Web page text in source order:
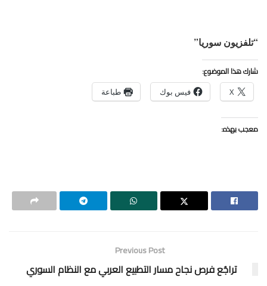
“تلفزيون سوريا”
شارك هذا الموضوع:
X فيس بوك طباعة
معجب بهذه:
Previous Post
تراجُع فرص نجاح مسار التطبيع العربي مع النظام السوري